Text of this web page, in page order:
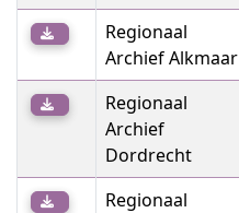
Regionaal
Archief Alkmaar
Regionaal
Archief
Dordrecht
Regionaal